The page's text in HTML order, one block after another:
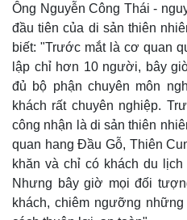
Ông Nguyễn Công Thái -
đầu tiên của di sản thiên
biết: "Trước mắt là cơ quan
lập chỉ hơn 10 người, bây
đủ bộ phận chuyên môn
khách rất chuyên nghiệp.
công nhận là di sản thiên
quan hang Đầu Gỗ, Thiên
khăn và chỉ có khách du
Nhưng bây giờ mọi đối
khách, chiêm ngưỡng